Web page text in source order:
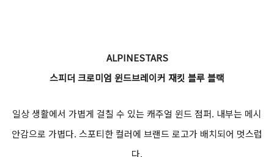
ALPINESTARS
스피더 크로미엄 윈드브레이커 재킷 블루 블랙
일상 생활에서 가볍게 걸칠 수 있는 캐주얼 윈드 점퍼. 내부는 메시
안감으로 가볍다. 스포티한 컬러에 브랜드 로고가 배치되어 멋스럽
다.